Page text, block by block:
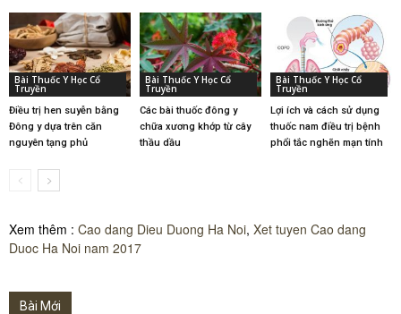
Bài Thuốc Y Học Cổ
Truyền
Điều trị hen suyễn bằng
Đông y dựa trên căn
nguyên tạng phủ
Bài Thuốc Y Học Cổ
Truyền
Các bài thuốc đông y
chữa xương khớp từ cây
thầu dầu
Bài Thuốc Y Học Cổ
Truyền
Lợi ích và cách sử dụng
thuốc nam điều trị bệnh
phổi tắc nghẽn mạn tính
Xem thêm : Cao dang Dieu Duong Ha Noi, Xet tuyen Cao dang
Duoc Ha Noi nam 2017
Bài Mới